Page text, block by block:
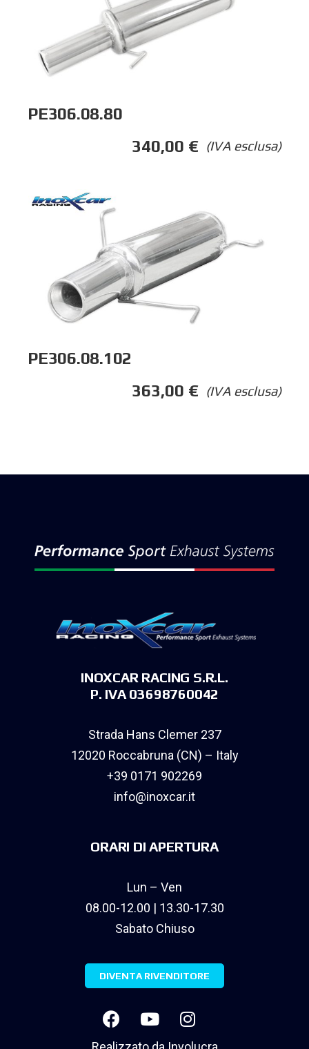
PE306.08.80
(IVA esclusa)
340,00 €
PE306.08.102
(IVA esclusa)
363,00 €
INOXCAR RACING S.R.L.
P. IVA 03698760042
Strada Hans Clemer 237
12020 Roccabruna (CN) – Italy
+39 0171 902269
info@inoxcar.it
ORARI DI APERTURA
Lun – Ven
08.00-12.00 | 13.30-17.30
Sabato Chiuso
DIVENTA RIVENDITORE